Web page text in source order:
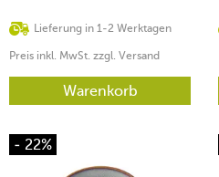
Lieferung in 1-2 Werktagen
Preis inkl. MwSt. zzgl. Versand
Warenkorb
- 22%